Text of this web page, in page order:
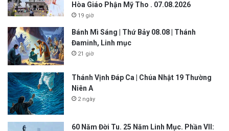
Hòa Giáo Phận Mỹ Tho . 07.08.2026
19 giờ
Bánh Mì Sáng | Thứ Bảy 08.08 | Thánh
Đaminh, Linh mục
21 giờ
Thánh Vịnh Đáp Ca | Chúa Nhật 19 Thường
Niên A
2 ngày
60 Năm Đời Tu. 25 Năm Linh Mục. Phần VII: